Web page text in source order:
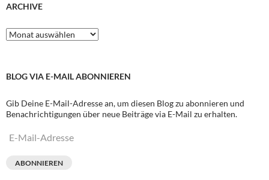
ARCHIVE
Archive
BLOG VIA E-MAIL ABONNIEREN
Gib Deine E-Mail-Adresse an, um diesen Blog zu abonnieren und
Benachrichtigungen über neue Beiträge via E-Mail zu erhalten.
E-
ABONNIEREN